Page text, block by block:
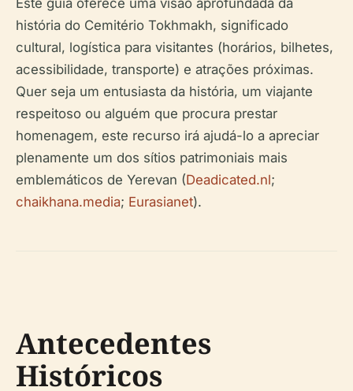
Este guia oferece uma visão aprofundada da
história do Cemitério Tokhmakh, significado
cultural, logística para visitantes (horários, bilhetes,
acessibilidade, transporte) e atrações próximas.
Quer seja um entusiasta da história, um viajante
respeitoso ou alguém que procura prestar
homenagem, este recurso irá ajudá-lo a apreciar
plenamente um dos sítios patrimoniais mais
emblemáticos de Yerevan (Deadicated.nl;
chaikhana.media; Eurasianet).
Antecedentes
Históricos